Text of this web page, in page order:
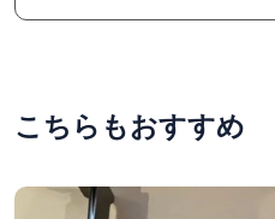
こちらもおすすめ